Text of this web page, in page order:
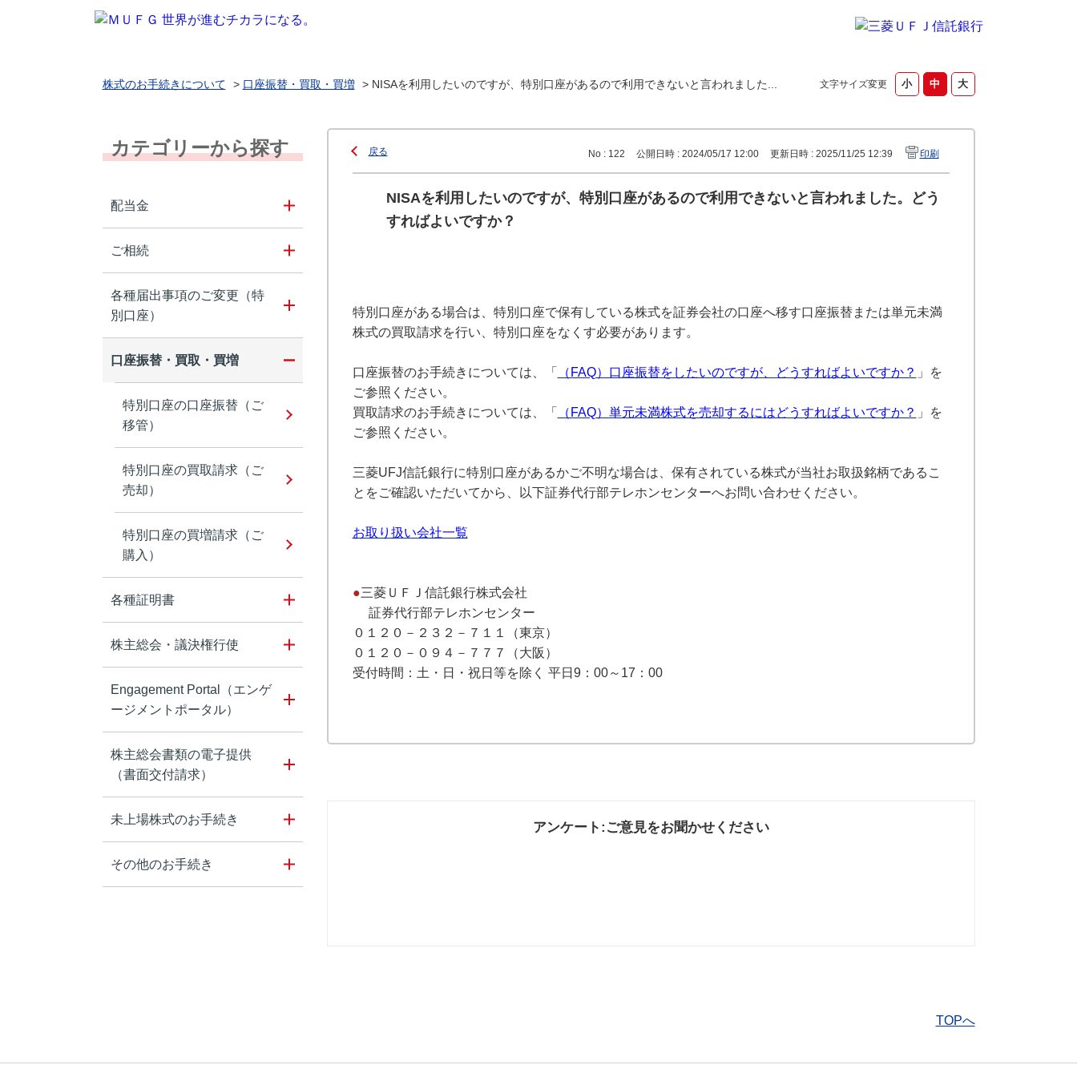
文字サイズ変更
株式のお手続きについて > 口座振替・買取・買増 > NISAを利用したいのですが、特別口座があるので利用できないと言われました...
カテゴリーから探す
配当金
ご相続
各種届出事項のご変更（特
別口座）
口座振替・買取・買増
特別口座の口座振替（ご
移管）
特別口座の買取請求（ご
売却）
特別口座の買増請求（ご
購入）
各種証明書
株主総会・議決権行使
Engagement Portal（エンゲ
ージメントポータル）
株主総会書類の電子提供
（書面交付請求）
未上場株式のお手続き
その他のお手続き
戻る No : 122 公開日時 : 2024/05/17 12:00 更新日時 : 2025/11/25 12:39 印刷
NISAを利用したいのですが、特別口座があるので利用できないと言われました。どう
すればよいですか？
特別口座がある場合は、特別口座で保有している株式を証券会社の口座へ移す口座振替または単元未満
株式の買取請求を行い、特別口座をなくす必要があります。
口座振替のお手続きについては、「 （FAQ）口座振替をしたいのですが、どうすればよいですか？ 」を
ご参照ください。
買取請求のお手続きについては、「
（FAQ）単元未満株式を売却するにはどうすればよいですか？ 」を
ご参照ください。
三菱UFJ信託銀行に特別口座があるかご不明な場合は、保有されている株式が当社お取扱銘柄であるこ
とをご確認いただいてから、以下証券代行部テレホンセンターへお問い合わせください。
お取り扱い会社一覧
●三菱ＵＦＪ信託銀行株式会社
証券代行部テレホンセンター
０１２０－２３２－７１１（東京）
０１２０－０９４－７７７（大阪）
受付時間：土・日・祝日等を除く 平日9：00～17：00
アンケート:ご意見をお聞かせください
TOPへ